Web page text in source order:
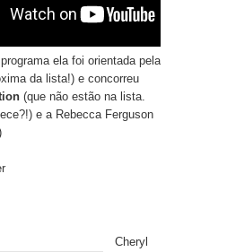
programa ela foi orientada pela
da lista!) e concorreu
(que não estão na lista.
e a Rebecca Ferguson
Cheryl